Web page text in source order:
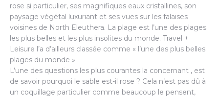
rose si particulier, ses magnifiques eaux cristallines, son
paysage végétal luxuriant et ses vues sur les falaises
voisines de North Eleuthera. La plage est l’une des plages
les plus belles et les plus insolites du monde. Travel +
Leisure l’a d’ailleurs classée comme « l’une des plus belles
plages du monde ».
L’une des questions les plus courantes la concernant , est
de savoir pourquoi le sable est-il rose ? Cela n’est pas dû à
un coquillage particulier comme beaucoup le pensent,